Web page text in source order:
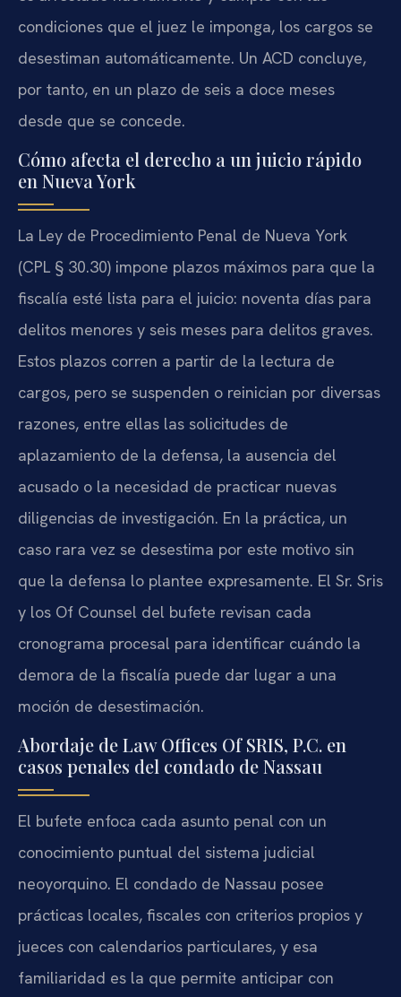
condiciones que el juez le imponga, los cargos se
desestiman automáticamente. Un ACD concluye,
por tanto, en un plazo de seis a doce meses
desde que se concede.
Cómo afecta el derecho a un juicio rápido
en Nueva York
La Ley de Procedimiento Penal de Nueva York
(CPL § 30.30) impone plazos máximos para que la
fiscalía esté lista para el juicio: noventa días para
delitos menores y seis meses para delitos graves.
Estos plazos corren a partir de la lectura de
cargos, pero se suspenden o reinician por diversas
razones, entre ellas las solicitudes de
aplazamiento de la defensa, la ausencia del
acusado o la necesidad de practicar nuevas
diligencias de investigación. En la práctica, un
caso rara vez se desestima por este motivo sin
que la defensa lo plantee expresamente. El Sr. Sris
y los Of Counsel del bufete revisan cada
cronograma procesal para identificar cuándo la
demora de la fiscalía puede dar lugar a una
moción de desestimación.
Abordaje de Law Offices Of SRIS, P.C. en
casos penales del condado de Nassau
El bufete enfoca cada asunto penal con un
conocimiento puntual del sistema judicial
neoyorquino. El condado de Nassau posee
prácticas locales, fiscales con criterios propios y
jueces con calendarios particulares, y esa
familiaridad es la que permite anticipar con